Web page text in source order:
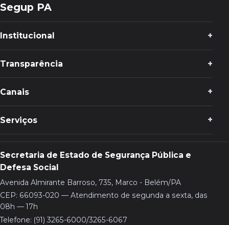
Segup PA
Institucional
Transparência
Canais
Serviços
Secretaria de Estado de Segurança Pública e
Defesa Social
Avenida Almirante Barroso, 735, Marco - Belém/PA
CEP: 66093-020 — Atendimento de segunda a sexta, das
08h — 17h
Telefone: (91) 3265-6000/3265-6067